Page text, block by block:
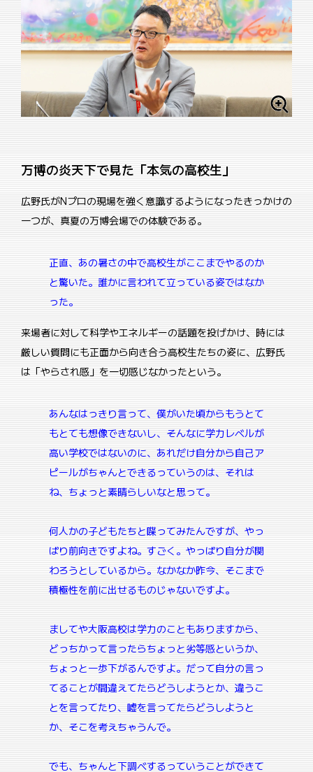
万博の炎天下で見た「本気の高校生」
広野氏がNプロの現場を強く意識するようになったきっかけの
一つが、真夏の万博会場での体験である。
正直、あの暑さの中で高校生がここまでやるのか
と驚いた。誰かに言われて立っている姿ではなか
った。
来場者に対して科学やエネルギーの話題を投げかけ、時には
厳しい質問にも正面から向き合う高校生たちの姿に、広野氏
は「やらされ感」を一切感じなかったという。
あんなはっきり言って、僕がいた頃からもうとて
もとても想像できないし、そんなに学力レベルが
高い学校ではないのに、あれだけ自分から自己ア
ピールがちゃんとできるっていうのは、それは
ね、ちょっと素晴らしいなと思って。
何人かの子どもたちと喋ってみたんですが、やっ
ぱり前向きですよね。すごく。やっぱり自分が関
わろうとしているから。なかなか昨今、そこまで
積極性を前に出せるものじゃないですよ。
ましてや大阪高校は学力のこともありますから、
どっちかって言ったらちょっと劣等感というか、
ちょっと一歩下がるんですよ。だって自分の言っ
てることが間違えてたらどうしようとか、違うこ
とを言ってたり、嘘を言ってたらどうしようと
か、そこを考えちゃうんで。
でも、ちゃんと下調べするっていうことができて